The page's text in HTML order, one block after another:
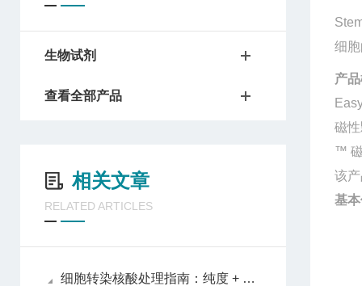
生物试剂
查看全部产品
相关文章
RELATED ARTICLES
细胞转染核酸处理指南：纯度 + 浓度双把控
细胞
产
磁
™
该
基